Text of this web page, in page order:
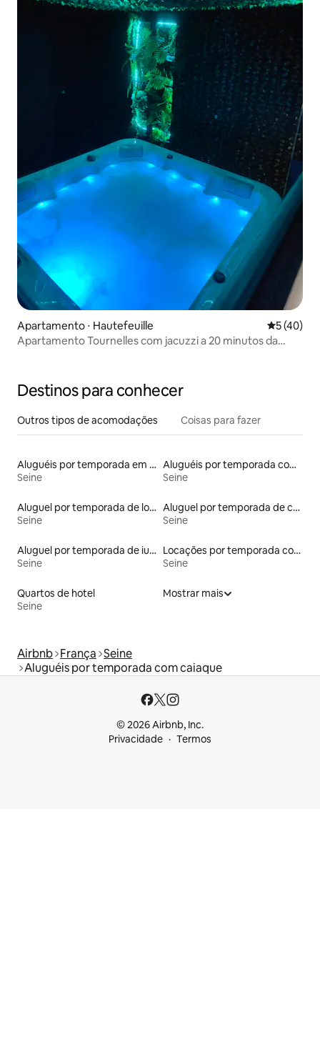
Apartamento ⋅ Hautefeuille 5 de uma
5 (40)
Apartamento Tournelles com jacuzzi a 20 minutos da
Destinos para conhecer
Outros tipos de acomodações Coisas para fazer
Aluguéis por temporada em hotéis-fazenda
Seine
Aluguéis por temporada com cama de altura acessível
Seine
Aluguel por temporada de lofts
Seine
Aluguel por temporada de casas na terra
Seine
Aluguel por temporada de iurtas
Seine
Locações por temporada com piscina
Seine
Quartos de hotel
Seine
Mostrar mais
Airbnb França Seine
Aluguéis por temporada com caiaque
© 2026 Airbnb, Inc.
Privacidade
Termos